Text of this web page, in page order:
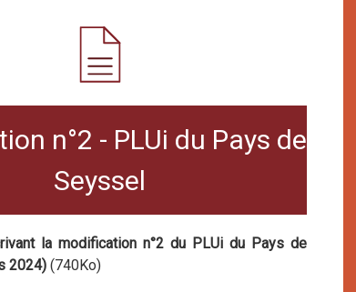
n°2 - PLUi du Pays de
Seyssel
la modification n°2 du PLUi du Pays de
2024)(740Ko)